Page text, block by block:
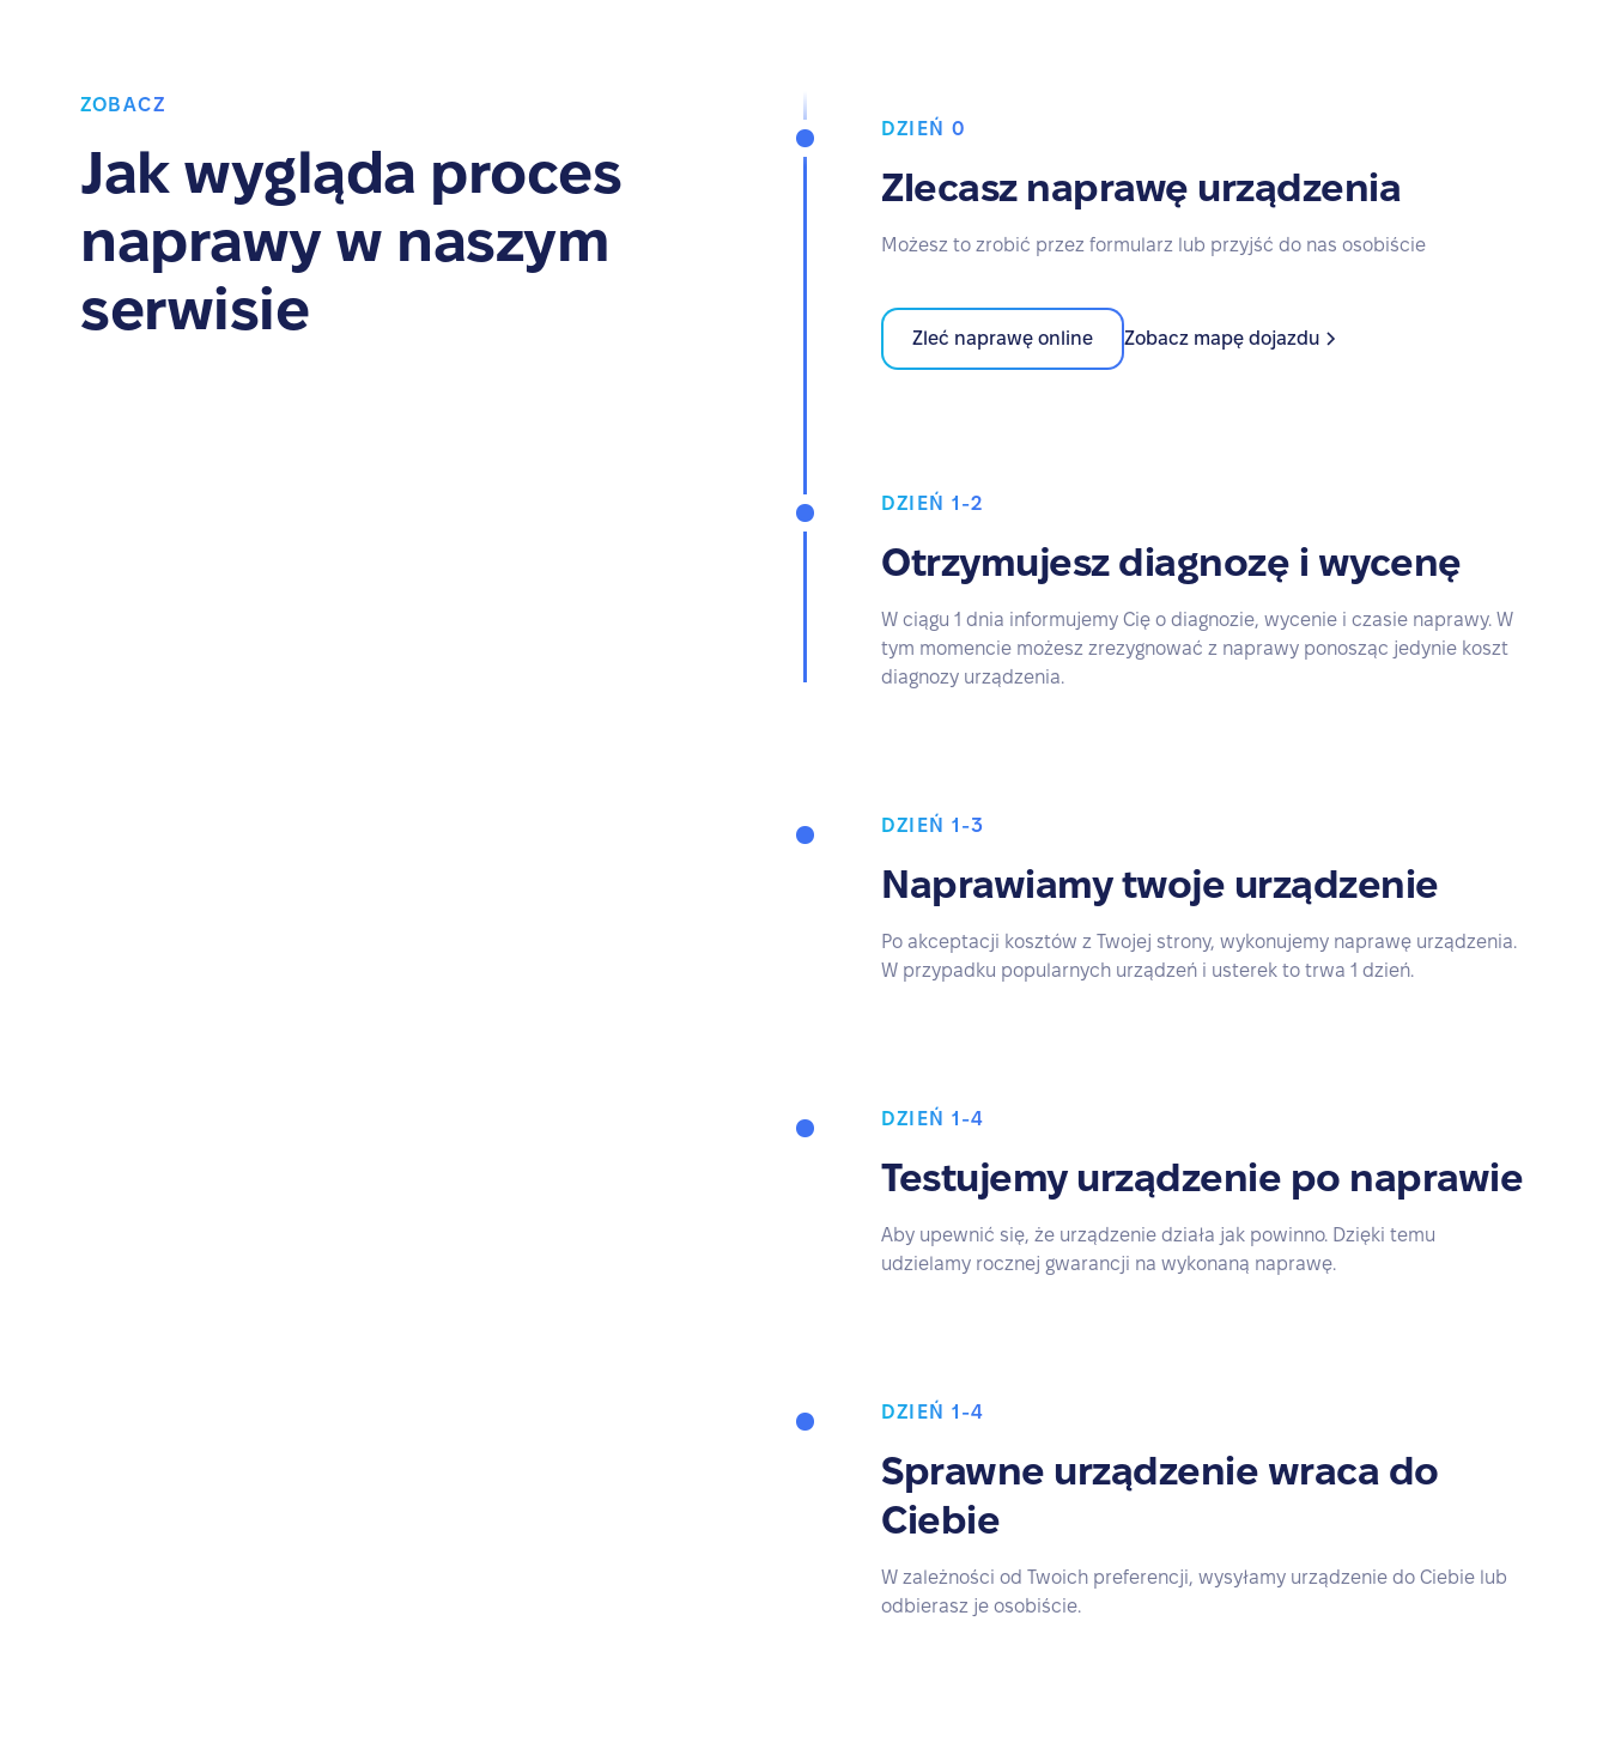
ZOBACZ
Jak wygląda proces
naprawy w naszym
serwisie
DZIEŃ 0
Zlecasz naprawę urządzenia
Możesz to zrobić przez formularz lub przyjść do nas osobiście
Zleć naprawę online Zobacz mapę dojazdu
DZIEŃ 1-2
Otrzymujesz diagnozę i wycenę
W ciągu 1 dnia informujemy Cię o diagnozie, wycenie i czasie naprawy. W
tym momencie możesz zrezygnować z naprawy ponosząc jedynie koszt
diagnozy urządzenia.
DZIEŃ 1-3
Naprawiamy twoje urządzenie
Po akceptacji kosztów z Twojej strony, wykonujemy naprawę urządzenia.
W przypadku popularnych urządzeń i usterek to trwa 1 dzień.
DZIEŃ 1-4
Testujemy urządzenie po naprawie
Aby upewnić się, że urządzenie działa jak powinno. Dzięki temu
udzielamy rocznej gwarancji na wykonaną naprawę.
DZIEŃ 1-4
Sprawne urządzenie wraca do
Ciebie
W zależności od Twoich preferencji, wysyłamy urządzenie do Ciebie lub
odbierasz je osobiście.